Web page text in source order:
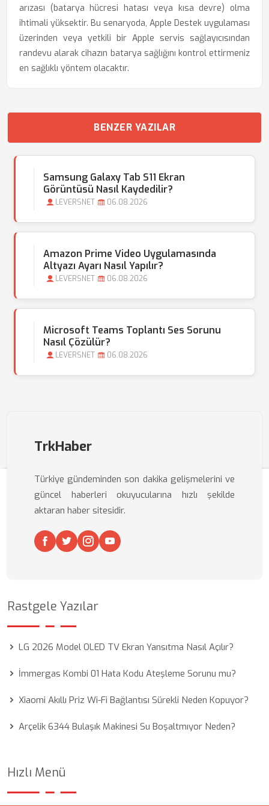
arızası (batarya hücresi hatası veya kısa devre) olma
ihtimali yüksektir. Bu senaryoda, Apple Destek uygulaması
üzerinden veya yetkili bir Apple servis sağlayıcısından
randevu alarak cihazın batarya sağlığını kontrol ettirmeniz
en sağlıklı yöntem olacaktır.
BENZER YAZILAR
Samsung Galaxy Tab S11 Ekran
Görüntüsü Nasıl Kaydedilir?
LEVERSNET 06.08.2026
Amazon Prime Video Uygulamasında
Altyazı Ayarı Nasıl Yapılır?
LEVERSNET 06.08.2026
Microsoft Teams Toplantı Ses Sorunu
Nasıl Çözülür?
LEVERSNET 06.08.2026
TrkHaber
Türkiye gündeminden son dakika gelişmelerini ve
güncel haberleri okuyucularına hızlı şekilde
aktaran haber sitesidir.
Rastgele Yazılar
LG 2026 Model OLED TV Ekran Yansıtma Nasıl Açılır?
İmmergas Kombi 01 Hata Kodu Ateşleme Sorunu mu?
Xiaomi Akıllı Priz Wi-Fi Bağlantısı Sürekli Neden Kopuyor?
Arçelik 6344 Bulaşık Makinesi Su Boşaltmıyor Neden?
Hızlı Menü